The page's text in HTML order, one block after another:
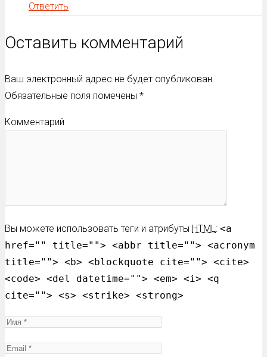
Ответить
Оставить комментарий
Ваш электронный адрес не будет опубликован.
Обязательные поля помечены *
Комментарий
Вы можете использовать теги и атрибуты HTML: <a
href="" title=""> <abbr title=""> <acronym
title=""> <b> <blockquote cite=""> <cite>
<code> <del datetime=""> <em> <i> <q
cite=""> <s> <strike> <strong>